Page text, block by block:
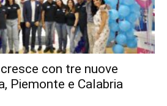
con tre nuove
Piemonte e Calabria